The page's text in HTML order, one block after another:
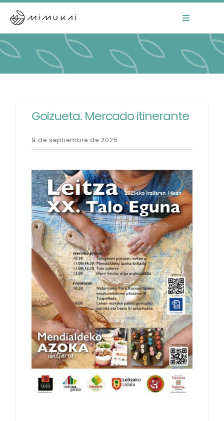
content
Toggle
Navigation
Home
El Centro
La Comunidad
Áreas de Trabajo
Actualidad
Contacto
Castellano
Goizueta. Mercado itinerante
9 de septiembre de 2025